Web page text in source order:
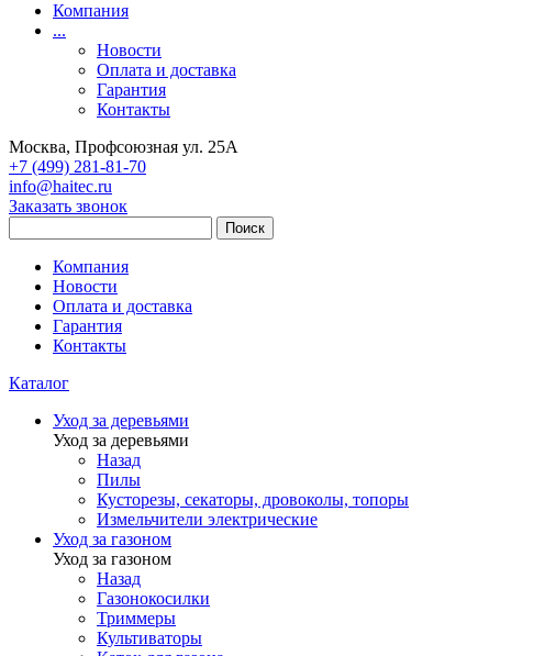
Компания
...
Новости
Оплата и доставка
Гарантия
Контакты
Москва, Профсоюзная ул. 25А
+7 (499) 281-81-70
info@haitec.ru
Заказать звонок
Поиск
Компания
Новости
Оплата и доставка
Гарантия
Контакты
Каталог
Уход за деревьями
Уход за деревьями
Назад
Пилы
Кусторезы, секаторы, дровоколы, топоры
Измельчители электрические
Уход за газоном
Уход за газоном
Назад
Газонокосилки
Триммеры
Культиваторы